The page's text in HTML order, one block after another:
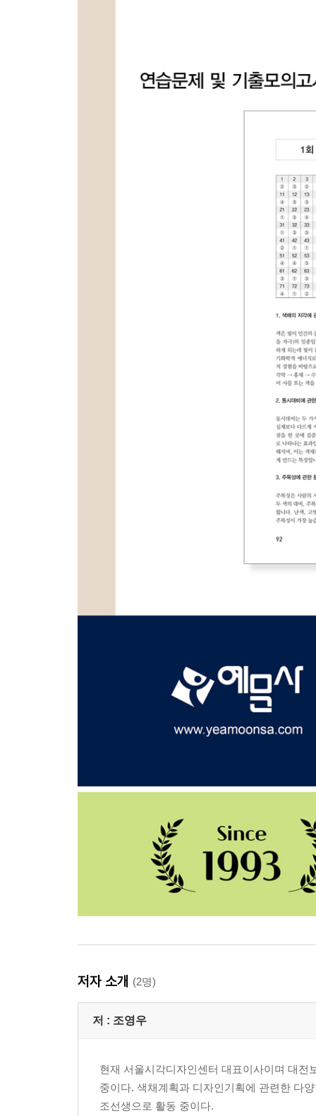
저자 소개 (2명)
저 : 조영우
현재 서울시각디자인센터 대표이사이며 대
중이다. 색채계획과 디자인기획에 관련한 다
조선생으로 활동 중이다.